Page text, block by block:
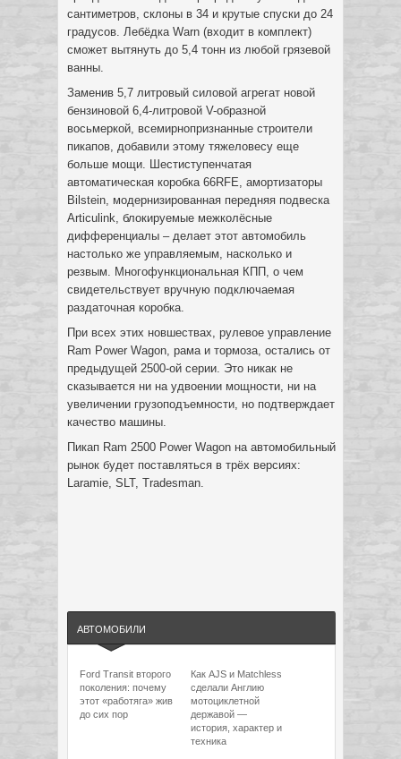
сантиметров, склоны в 34 и крутые спуски до 24
градусов. Лебёдка Warn (входит в комплект)
сможет вытянуть до 5,4 тонн из любой грязевой
ванны.
Заменив 5,7 литровый силовой агрегат новой
бензиновой 6,4-литровой V-образной
восьмеркой, всемирнопризнанные строители
пикапов, добавили этому тяжеловесу еще
больше мощи. Шестиступенчатая
автоматическая коробка 66RFE, амортизаторы
Bilstein, модернизированная передняя подвеска
Articulink, блокируемые межколёсные
дифференциалы – делает этот автомобиль
настолько же управляемым, насколько и
резвым. Многофункциональная КПП, о чем
свидетельствует вручную подключаемая
раздаточная коробка.
При всех этих новшествах, рулевое управление
Ram Power Wagon, рама и тормоза, остались от
предыдущей 2500-ой серии. Это никак не
сказывается ни на удвоении мощности, ни на
увеличении грузоподъемности, но подтверждает
качество машины.
Пикап Ram 2500 Power Wagon на автомобильный
рынок будет поставляться в трёх версиях:
Laramie, SLT, Tradesman.
АВТОМОБИЛИ
Ford Transit второго
поколения: почему
этот «работяга» жив
до сих пор
Как AJS и Matchless
сделали Англию
мотоциклетной
державой —
история, характер и
техника